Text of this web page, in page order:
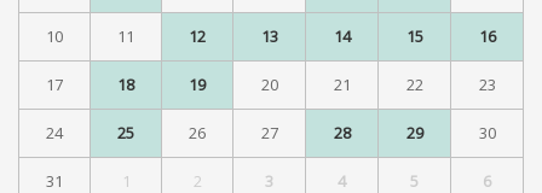
10 11 12 13 14 15 16
17 18 19 20 21 22 23
24 25 26 27 28 29 30
31 1 2 3 4 5 6